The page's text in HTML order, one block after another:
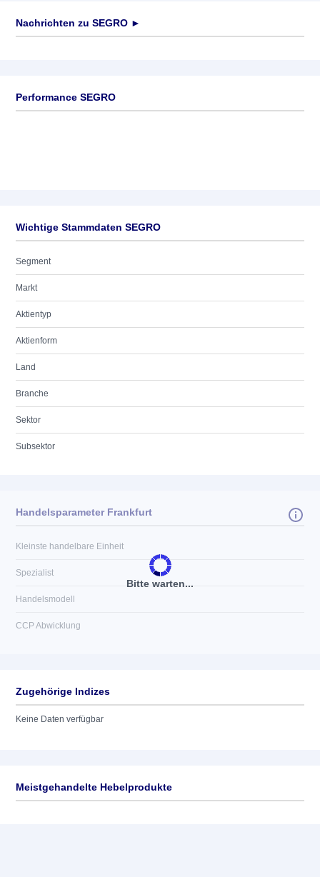
Nachrichten zu SEGRO ►
Performance SEGRO
Wichtige Stammdaten SEGRO
Segment
Markt
Aktientyp
Aktienform
Land
Branche
Sektor
Subsektor
Bitte warten...
Handelsparameter Frankfurt
Kleinste handelbare Einheit
Spezialist
Handelsmodell
CCP Abwicklung
Zugehörige Indizes
Keine Daten verfügbar
Meistgehandelte Hebelprodukte